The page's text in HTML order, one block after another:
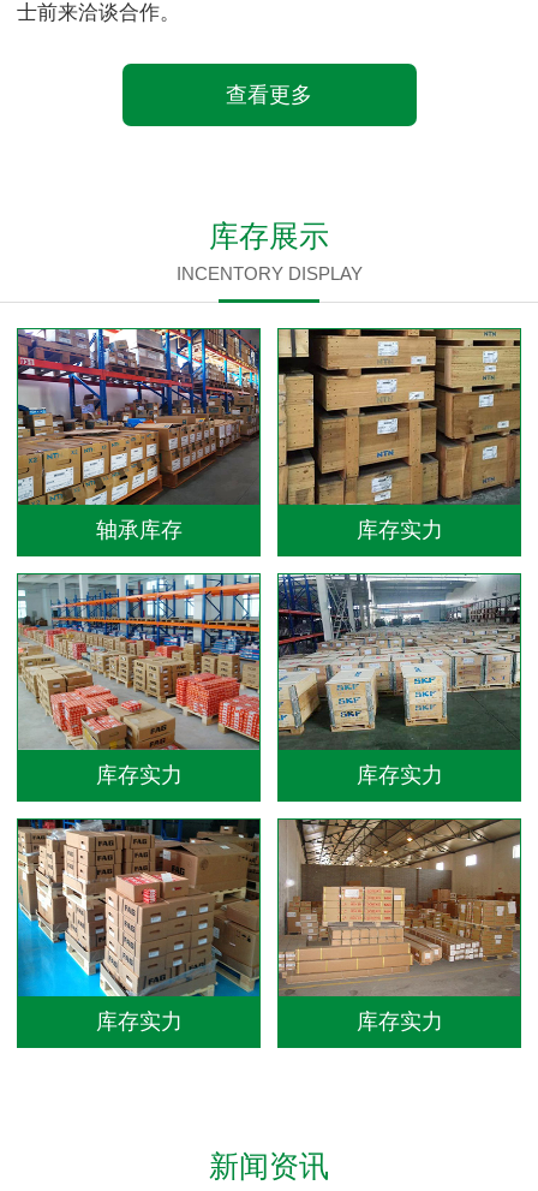
士前来洽谈合作。
查看更多
库存展示
INCENTORY DISPLAY
轴承库存 库存实力
库存实力 库存实力
库存实力 库存实力
新闻资讯